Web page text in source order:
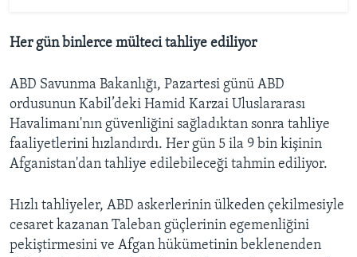
Her gün binlerce mülteci tahliye ediliyor
ABD Savunma Bakanlığı, Pazartesi günü ABD
ordusunun Kabil’deki Hamid Karzai Uluslararası
Havalimanı'nın güvenliğini sağladıktan sonra tahliye
faaliyetlerini hızlandırdı. Her gün 5 ila 9 bin kişinin
Afganistan'dan tahliye edilebileceği tahmin ediliyor.
Hızlı tahliyeler, ABD askerlerinin ülkeden çekilmesiyle
cesaret kazanan Taleban güçlerinin egemenliğini
pekiştirmesini ve Afgan hükümetinin beklenenden